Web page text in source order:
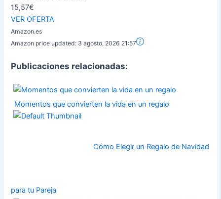
15,57€
VER OFERTA
Amazon.es
Amazon price updated: 3 agosto, 2026 21:57
Publicaciones relacionadas:
Momentos que convierten la vida en un regalo
Cómo Elegir un Regalo de Navidad
para tu Pareja